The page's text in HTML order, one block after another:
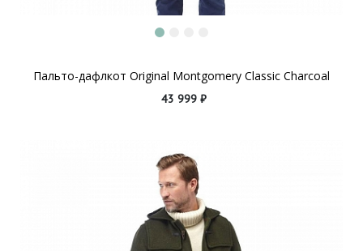
Пальто-дафлкот Original Montgomery Classic Charcoal
43 999 ₽